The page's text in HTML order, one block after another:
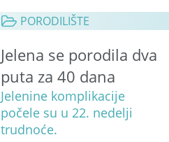
PORODILIŠTE
Jelena se porodila dva
puta za 40 dana
Jelenine komplikacije
počele su u 22. nedelji
trudnoće.